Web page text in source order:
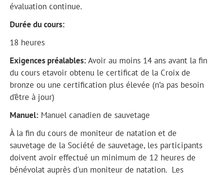
évaluation continue.
Durée du cours:
18 heures
Exigences préalables:Avoir au moins 14 ans avant la fin
du cours etavoir obtenu le certificat de la Croix de
bronze ou une certification plus élevée (n’a pas besoin
d’être à jour)
Manuel: Manuel canadien de sauvetage
À la fin du cours de moniteur de natation et de
sauvetage de la Société de sauvetage, les participants
doivent avoir effectué un minimum de 12 heures de
bénévolat auprès d'un moniteur de natation. Les